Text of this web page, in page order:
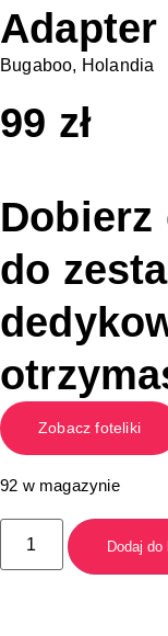
Bugaboo, Holandia
99 zł
do
Zobacz foteliki
92 w magazynie
Dodaj